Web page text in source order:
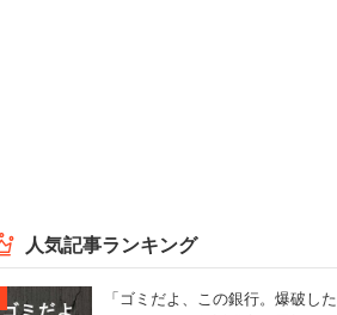
人気記事ランキング
「ゴミだよ、この銀行。爆破した